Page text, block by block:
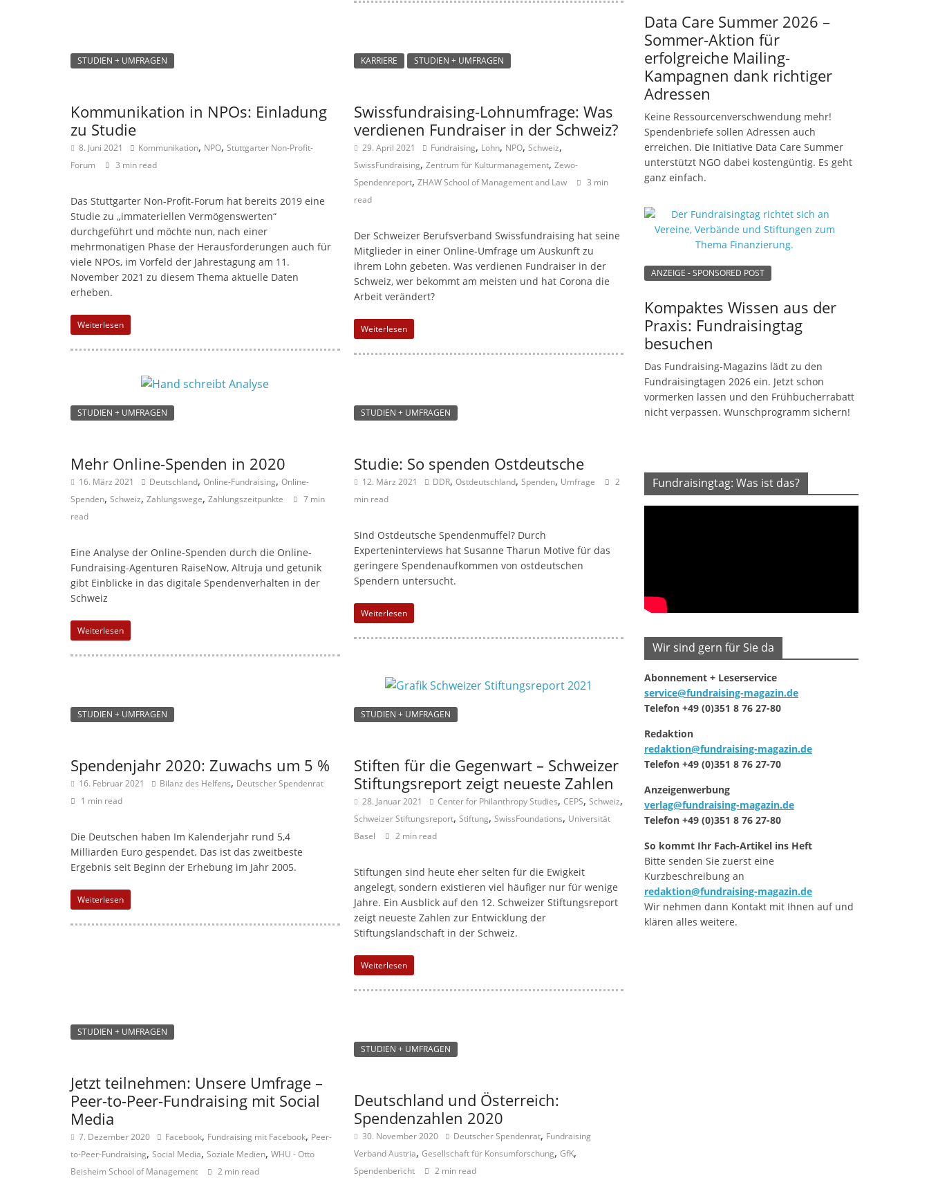
STUDIEN + UMFRAGEN
Kommunikation in NPOs: Einladung
zu Studie
8. Juni 2021 Kommunikation, NPO, Stuttgarter Non-Profit-
Forum
3 min read
Das Stuttgarter Non-Profit-Forum hat bereits 2019 eine
Studie zu „immateriellen Vermögenswerten“
durchgeführt und möchte nun, nach einer
mehrmonatigen Phase der Herausforderungen auch für
viele NPOs, im Vorfeld der Jahrestagung am 11.
November 2021 zu diesem Thema aktuelle Daten
erheben.
Weiterlesen
KARRIERE STUDIEN + UMFRAGEN
Swissfundraising-Lohnumfrage: Was
verdienen Fundraiser in der Schweiz?
29. April 2021 Fundraising, Lohn, NPO,Schweiz,
SwissFundraising,Zentrum für Kulturmanagement,Zewo-
Spendenreport,ZHAW School of Management and Law
3 min
read
Der Schweizer Berufsverband Swissfundraising hat seine
Mitglieder in einer Online-Umfrage um Auskunft zu
ihrem Lohn gebeten. Was verdienen Fundraiser in der
Schweiz, wer bekommt am meisten und hat Corona die
Arbeit verändert?
Weiterlesen
STUDIEN + UMFRAGEN
Mehr Online-Spenden in 2020
16. März 2021 Deutschland, Online-Fundraising, Online-
Spenden, Schweiz, Zahlungswege, Zahlungszeitpunkte
7 min
read
Eine Analyse der Online-Spenden durch die Online-
Fundraising-Agenturen RaiseNow, Altruja und getunik
gibt Einblicke in das digitale Spendenverhalten in der
Schweiz
Weiterlesen
STUDIEN + UMFRAGEN
Studie: So spenden Ostdeutsche
12. März 2021 DDR,Ostdeutschland,Spenden, Umfrage
2
min read
Sind Ostdeutsche Spendenmuffel? Durch
Experteninterviews hat Susanne Tharun Motive für das
geringere Spendenaufkommen von ostdeutschen
Spendern untersucht.
Weiterlesen
STUDIEN + UMFRAGEN
Spendenjahr 2020: Zuwachs um 5 %
16. Februar 2021 Bilanz des Helfens, Deutscher Spendenrat
1 min read
Die Deutschen haben Im Kalenderjahr rund 5,4
Milliarden Euro gespendet. Das ist das zweitbeste
Ergebnis seit Beginn der Erhebung im Jahr 2005.
Weiterlesen
STUDIEN + UMFRAGEN
Stiften für die Gegenwart – Schweizer
Stiftungsreport zeigt neueste Zahlen
28. Januar 2021 Center for Philanthropy Studies,CEPS,Schweiz,
Schweizer Stiftungsreport,Stiftung,SwissFoundations, Universität
Basel
2 min read
Stiftungen sind heute eher selten für die Ewigkeit
angelegt, sondern existieren viel häufiger nur für wenige
Jahre. Ein Ausblick auf den 12. Schweizer Stiftungsreport
zeigt neueste Zahlen zur Entwicklung der
Stiftungslandschaft in der Schweiz.
Weiterlesen
STUDIEN + UMFRAGEN
Jetzt teilnehmen: Unsere Umfrage –
Peer-to-Peer-Fundraising mit Social
Media
7. Dezember 2020 Facebook, Fundraising mit Facebook, Peer-
to-Peer-Fundraising, Social Media, Soziale Medien, WHU - Otto
Beisheim School of Management
2 min read
STUDIEN + UMFRAGEN
Deutschland und Österreich:
Spendenzahlen 2020
30. November 2020 Deutscher Spendenrat, Fundraising
Verband Austria,Gesellschaft für Konsumforschung,GfK,
Spendenbericht 2 min read
Data Care Summer 2026 –
Sommer-Aktion für
erfolgreiche Mailing-
Kampagnen dank richtiger
Adressen
Keine Ressourcenverschwendung mehr!
Spendenbriefe sollen Adressen auch
erreichen. Die Initiative Data Care Summer
unterstützt NGO dabei kostengüntig. Es geht
ganz einfach.
ANZEIGE - SPONSORED POST
Kompaktes Wissen aus der
Praxis: Fundraisingtag
besuchen
Das Fundraising-Magazins lädt zu den
Fundraisingtagen 2026 ein. Jetzt schon
vormerken lassen und den Frühbucherrabatt
nicht verpassen. Wunschprogramm sichern!
Fundraisingtag: Was ist das?
Wir sind gern für Sie da
Abonnement + Leserservice
service@fundraising-magazin.de
Telefon +49 (0)351 8 76 27-80
Redaktion
redaktion@fundraising-magazin.de
Telefon +49 (0)351 8 76 27-70
Anzeigenwerbung
verlag@fundraising-magazin.de
Telefon +49 (0)351 8 76 27-80
So kommt Ihr Fach-Artikel ins Heft
Bitte senden Sie zuerst eine
Kurzbeschreibung an
redaktion@fundraising-magazin.de
Wir nehmen dann Kontakt mit Ihnen auf und
klären alles weitere.